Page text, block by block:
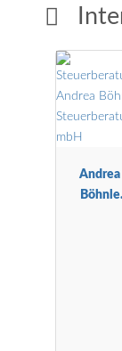
Andrea
Böhnle